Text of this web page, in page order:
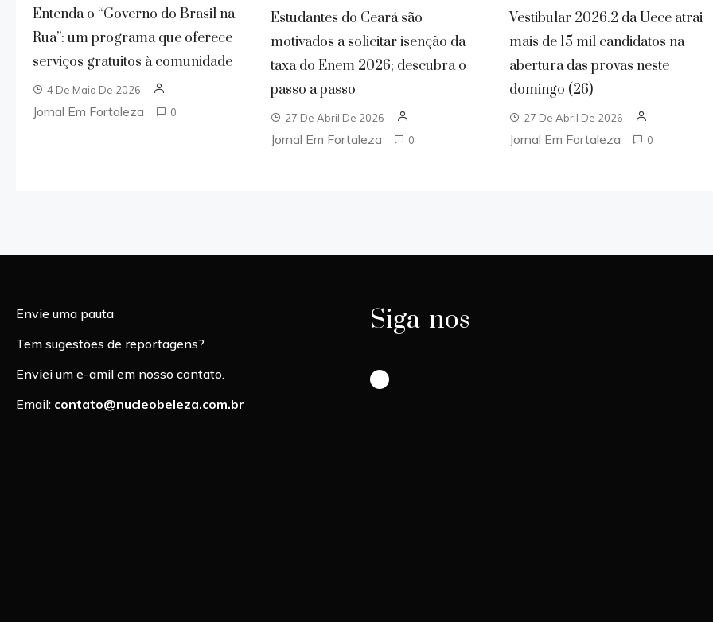
Entenda o “Governo do Brasil na
Rua”: um programa que oferece
serviços gratuitos à comunidade
4 De Maio De 2026
Jornal Em Fortaleza 0
Estudantes do Ceará são
motivados a solicitar isenção da
taxa do Enem 2026; descubra o
passo a passo
27 De Abril De 2026
Jornal Em Fortaleza 0
Vestibular 2026.2 da Uece atrai
mais de 15 mil candidatos na
abertura das provas neste
domingo (26)
27 De Abril De 2026
Jornal Em Fortaleza 0
Envie uma pauta
Tem sugestões de reportagens?
Enviei um e-amil em nosso contato.
Email: contato@nucleobeleza.com.br
Siga-nos
Instagram